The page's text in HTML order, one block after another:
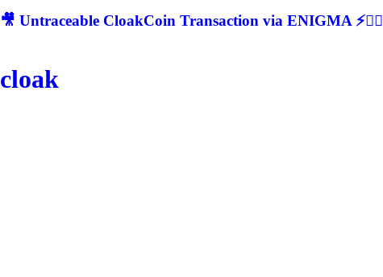
🎥 Untraceable CloakCoin Transaction via ENIGMA ⚡🕵‍♂
cloak